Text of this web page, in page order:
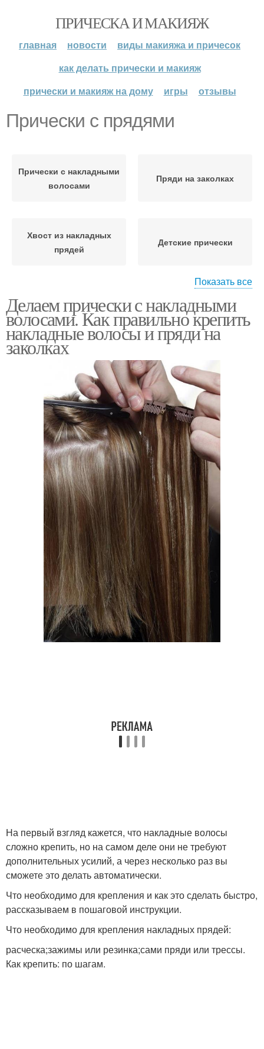
ПРИЧЕСКА И МАКИЯЖ
главная новости
виды макияжа и причесок
как делать прически и макияж
прически и макияж на дому
игры отзывы
Прически с прядями
Прически с накладными
волосами
Пряди на заколках
Хвост из накладных
прядей
Детские прически
прядями
прядями
Цветные пряди Пряди для детей
Прически из трессов Свадебные прически
Красивая прическа Накладные пряди
Прическа с прямыми Свадебная прическа
Прическа с трессами Стильные прически
Показать все
Делаем прически с накладными
волосами. Как правильно крепить
накладные волосы и пряди на
заколках
На первый взгляд кажется, что накладные волосы
сложно крепить, но на самом деле они не требуют
дополнительных усилий, а через несколько раз вы
сможете это делать автоматически.
Что необходимо для крепления и как это сделать быстро,
рассказываем в пошаговой инструкции.
Что необходимо для крепления накладных прядей:
расческа;зажимы или резинка;сами пряди или трессы.
Как крепить: по шагам.